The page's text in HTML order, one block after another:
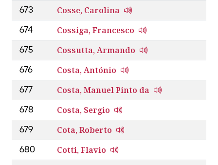
673 Cosse, Carolina
674 Cossiga, Francesco
675 Cossutta, Armando
676 Costa, António
677 Costa, Manuel Pinto da
678 Costa, Sergio
679 Cota, Roberto
680 Cotti, Flavio